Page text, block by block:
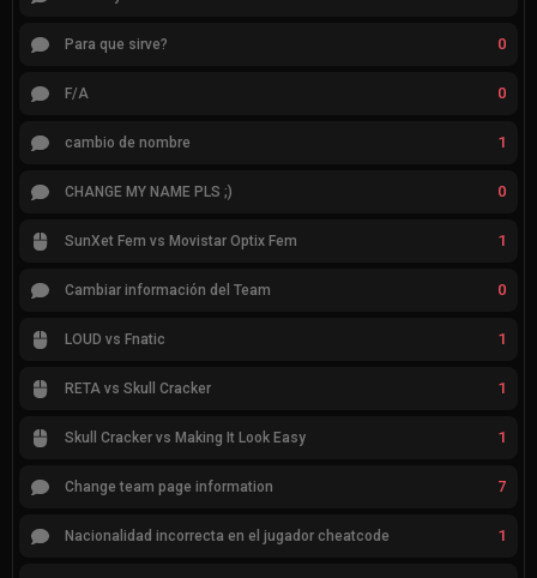
Para que sirve? 0
F/A 0
cambio de nombre 1
CHANGE MY NAME PLS ;) 0
SunXet Fem vs Movistar Optix Fem 1
Cambiar información del Team 0
LOUD vs Fnatic 1
RETA vs Skull Cracker 1
Skull Cracker vs Making It Look Easy 1
Change team page information 7
Nacionalidad incorrecta en el jugador cheatcode 1